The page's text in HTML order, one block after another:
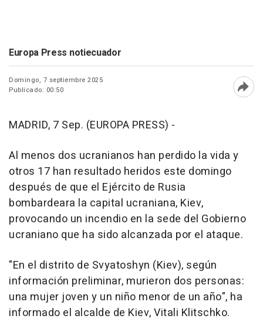
Europa Press notiecuador
Domingo, 7 septiembre 2025
Publicado: 00:50
MADRID, 7 Sep. (EUROPA PRESS) -
Al menos dos ucranianos han perdido la vida y
otros 17 han resultado heridos este domingo
después de que el Ejército de Rusia
bombardeara la capital ucraniana, Kiev,
provocando un incendio en la sede del Gobierno
ucraniano que ha sido alcanzada por el ataque.
"En el distrito de Svyatoshyn (Kiev), según
información preliminar, murieron dos personas:
una mujer joven y un niño menor de un año", ha
informado el alcalde de Kiev, Vitali Klitschko.